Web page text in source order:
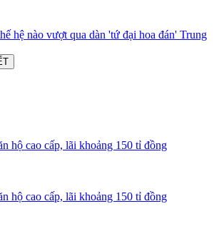
hệ nào vượt qua dàn 'tứ đại hoa đán' Trung
hộ cao cấp, lãi khoảng 150 tỉ đồng
hộ cao cấp, lãi khoảng 150 tỉ đồng